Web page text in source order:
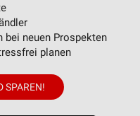
bei neuen Prospekten
planen
SPAREN!